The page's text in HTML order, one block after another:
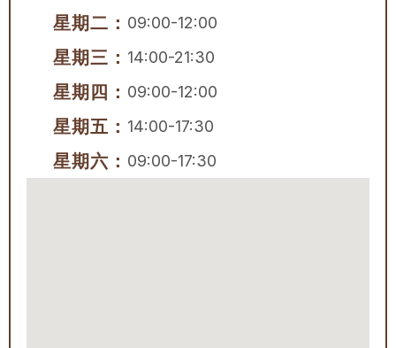
星期二： 09:00-12:00
星期三： 14:00-21:30
星期四： 09:00-12:00
星期五： 14:00-17:30
星期六： 09:00-17:30